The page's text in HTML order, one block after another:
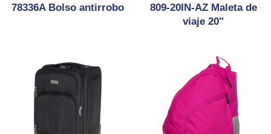
78336A Bolso antirrobo
809-20IN-AZ Maleta de
viaje 20"